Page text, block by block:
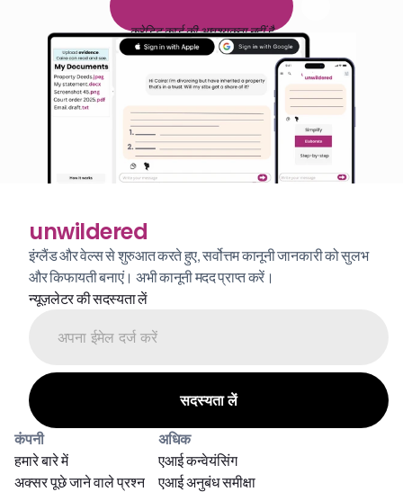
िन यल
क्रेडिट कार्ड की आवश्यकता नहीं है
unwildered
इंग्लैंड और वेल्स से शुरुआत करते हुए, सर्वोत्तम कानूनी जानकारी को सुलभ
और किफायती बनाएं। अभी कानूनी मदद प्राप्त करें।
न्यूज़लेटर की सदस्यता लें
कंपनी
हमारे बारे में
अक्सर पूछे जाने वाले प्रश्न
अधिक
एआई अनुबंध समीक्षा
एआई कन्वेयंसिंग